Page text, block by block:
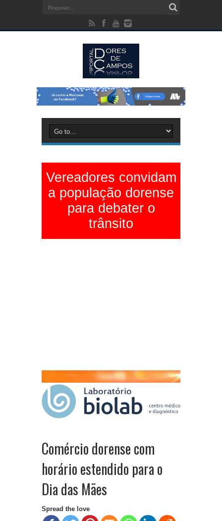
Vereadores convidam
a população dorense
para debater o
trânsito
Comércio dorense com
horário estendido para o
Dia das Mães
Spread the love